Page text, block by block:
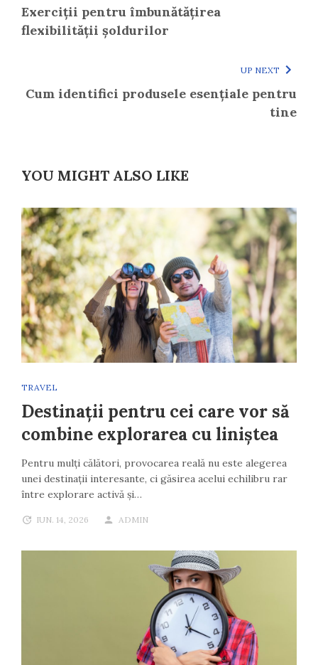
Exerciții pentru îmbunătățirea
flexibilității șoldurilor
UP NEXT
Cum identifici produsele esențiale pentru
tine
YOU MIGHT ALSO LIKE
TRAVEL
Destinații pentru cei care vor să
combine explorarea cu liniștea
Pentru mulți călători, provocarea reală nu este alegerea
unei destinații interesante, ci găsirea acelui echilibru rar
între explorare activă și…
IUN. 14, 2026 ADMIN